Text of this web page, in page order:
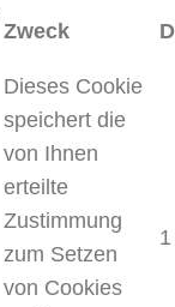
Zweck
Dieses Cookie
speichert die
von Ihnen
erteilte
Zustimmung
zum Setzen
von Cookies